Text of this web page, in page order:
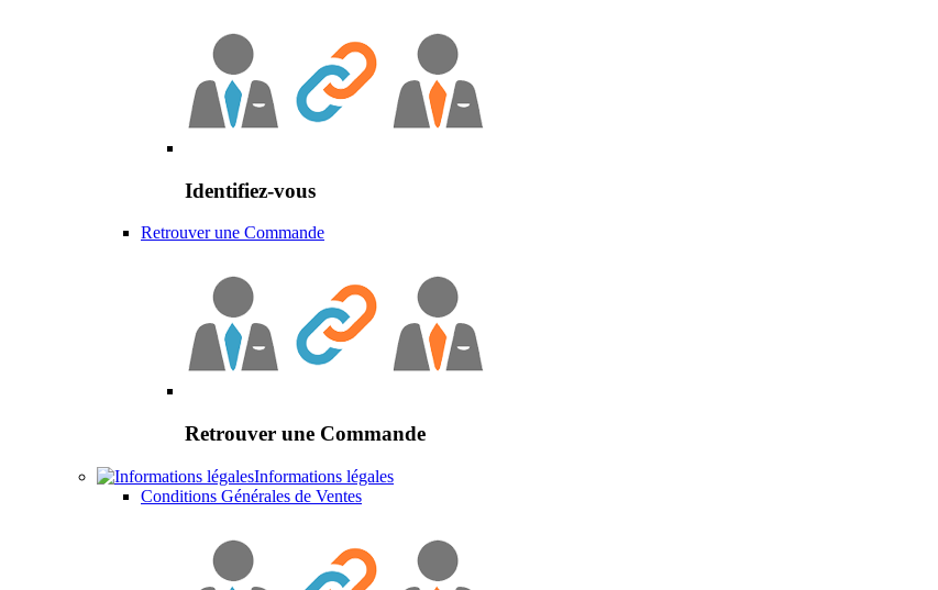
Identifiez-vous
Retrouver une Commande
Retrouver une Commande
Informations légales
Conditions Générales de Ventes